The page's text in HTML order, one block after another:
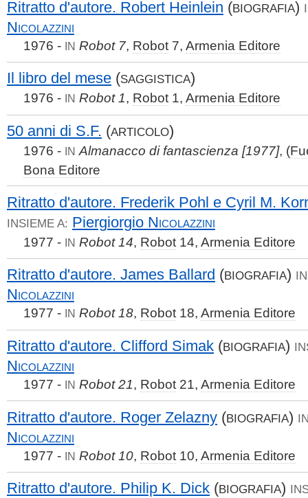
Ritratto d'autore. Robert Heinlein (BIOGRAFIA)
Nicolazzini
1976 - IN Robot 7, Robot 7, Armenia Editore
Il libro del mese (SAGGISTICA)
1976 - IN Robot 1, Robot 1, Armenia Editore
50 anni di S.F. (ARTICOLO)
1976 - IN Almanacco di fantascienza [1977],
Bona Editore
Ritratto d'autore. Frederik Pohl e Cyril M.
INSIEME A: Piergiorgio Nicolazzini
1977 - IN Robot 14, Robot 14, Armenia Editore
Ritratto d'autore. James Ballard (BIOGRAFIA)
Nicolazzini
1977 - IN Robot 18, Robot 18, Armenia Editore
Ritratto d'autore. Clifford Simak (BIOGRAFIA)
Nicolazzini
1977 - IN Robot 21, Robot 21, Armenia Editore
Ritratto d'autore. Roger Zelazny (BIOGRAFIA)
Nicolazzini
1977 - IN Robot 10, Robot 10, Armenia Editore
Ritratto d'autore. Philip K. Dick (BIOGRAFIA)